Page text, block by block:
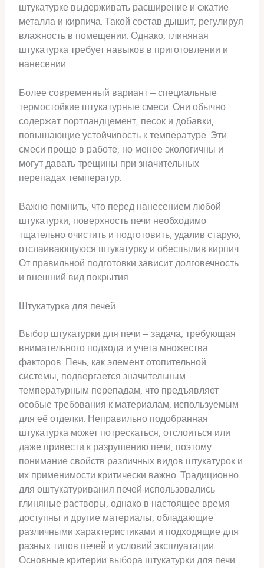
штукатурке выдерживать расширение и сжатие
металла и кирпича. Такой состав дышит, регулируя
влажность в помещении. Однако, глиняная
штукатурка требует навыков в приготовлении и
нанесении.
Более современный вариант – специальные
термостойкие штукатурные смеси. Они обычно
содержат портландцемент, песок и добавки,
повышающие устойчивость к температуре. Эти
смеси проще в работе, но менее экологичны и
могут давать трещины при значительных
перепадах температур.
Важно помнить, что перед нанесением любой
штукатурки, поверхность печи необходимо
тщательно очистить и подготовить, удалив старую,
отслаивающуюся штукатурку и обеспылив кирпич.
От правильной подготовки зависит долговечность
и внешний вид покрытия.
Штукатурка для печей
Выбор штукатурки для печи – задача, требующая
внимательного подхода и учета множества
факторов. Печь, как элемент отопительной
системы, подвергается значительным
температурным перепадам, что предъявляет
особые требования к материалам, используемым
для её отделки. Неправильно подобранная
штукатурка может потрескаться, отслоиться или
даже привести к разрушению печи, поэтому
понимание свойств различных видов штукатурок и
их применимости критически важно. Традиционно
для оштукатуривания печей использовались
глиняные растворы, однако в настоящее время
доступны и другие материалы, обладающие
различными характеристиками и подходящие для
разных типов печей и условий эксплуатации.
Основные критерии выбора штукатурки для печи